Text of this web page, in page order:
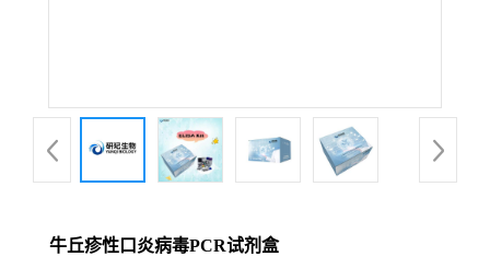
牛丘疹性口炎病毒PCR试剂盒